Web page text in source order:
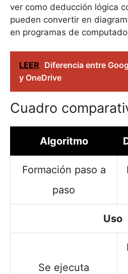
ver como deducción lógica
pueden convertir en
en programas de
LEER Diferencia entre
y OneDrive
Cuadro
Algoritmo
Formación paso a
paso
Uso
Se ejecuta